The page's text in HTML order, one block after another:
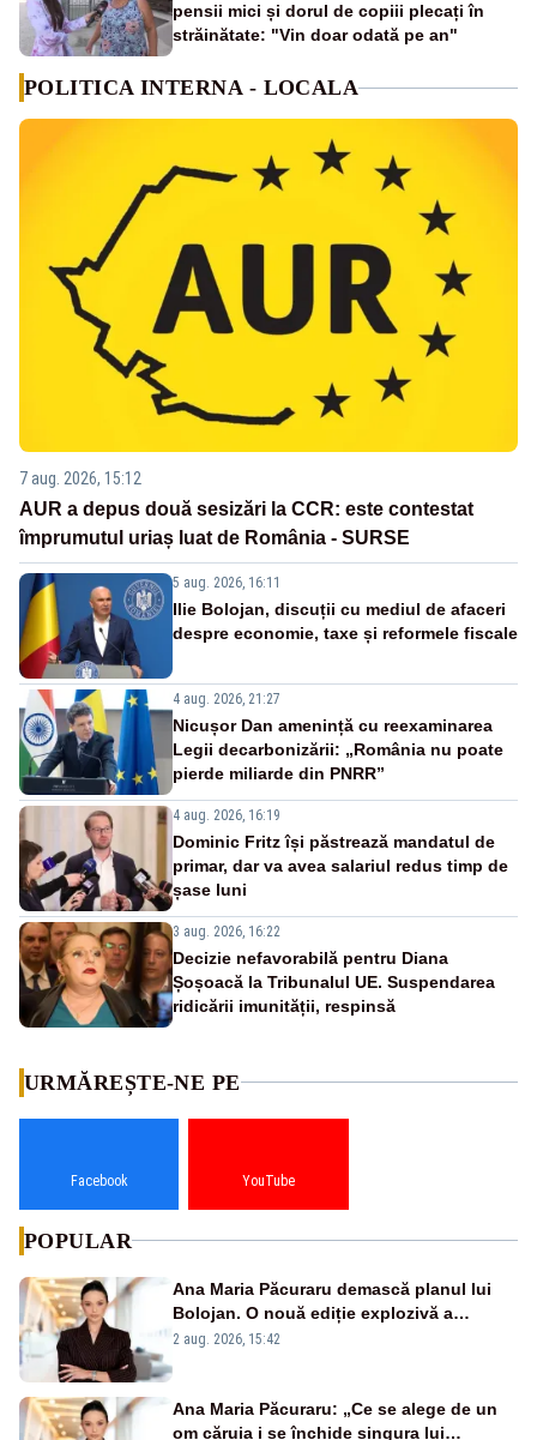
pensii mici și dorul de copiii plecați în
străinătate: "Vin doar odată pe an"
POLITICA INTERNA - LOCALA
7 aug. 2026, 15:12
AUR a depus două sesizări la CCR: este contestat
împrumutul uriaș luat de România - SURSE
5 aug. 2026, 16:11
Ilie Bolojan, discuții cu mediul de afaceri
despre economie, taxe și reformele fiscale
4 aug. 2026, 21:27
Nicușor Dan amenință cu reexaminarea
Legii decarbonizării: „România nu poate
pierde miliarde din PNRR”
4 aug. 2026, 16:19
Dominic Fritz își păstrează mandatul de
primar, dar va avea salariul redus timp de
șase luni
3 aug. 2026, 16:22
Decizie nefavorabilă pentru Diana
Șoșoacă la Tribunalul UE. Suspendarea
ridicării imunității, respinsă
URMĂREȘTE-NE PE
Facebook YouTube
POPULAR
Ana Maria Păcuraru demască planul lui
Bolojan. O nouă ediție explozivă a
emisiunii „Miza Zilei” la Realitatea PLUS
2 aug. 2026, 15:42
Ana Maria Păcuraru: „Ce se alege de un
om căruia i se închide singura lui